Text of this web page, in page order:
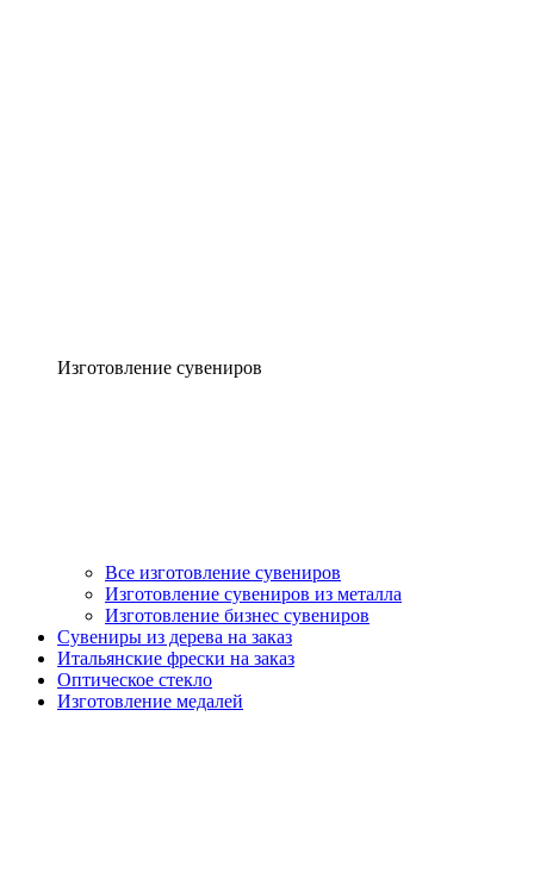
Изготовление сувениров
Все изготовление сувениров
Изготовление сувениров из металла
Изготовление бизнес сувениров
Сувениры из дерева на заказ
Итальянские фрески на заказ
Оптическое стекло
Изготовление медалей